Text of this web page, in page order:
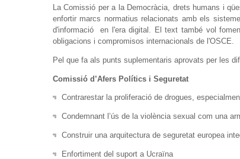
La Comissió per a la Democràcia, drets humans i
enfortir marcs normatius relacionats amb els
d'informació en l'era digital. El text també vol
obligacions i compromisos internacionals de l'OSCE.
Pel que fa als punts suplementaris aprovats per les
Comissió d’Afers Polítics i Seguretat
Contrarestar la proliferació de drogues,
Condemnant l’ús de la violència sexual com una
Construir una arquitectura de seguretat europea
Enfortiment del suport a Ucraïna